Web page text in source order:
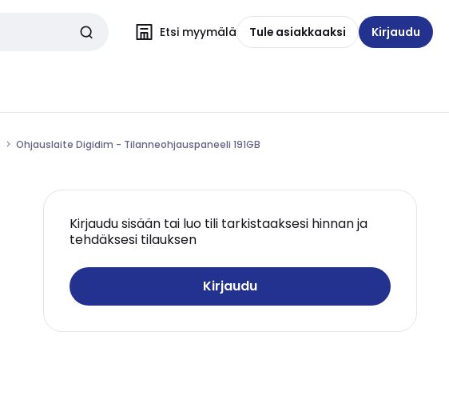
Etsi myymälä Tule asiakkaaksi Kirjaudu
Ohjauslaite Digidim - Tilanneohjauspaneeli 191GB
Kirjaudu sisään tai luo tili tarkistaaksesi hinnan ja
tehdäksesi tilauksen
Kirjaudu